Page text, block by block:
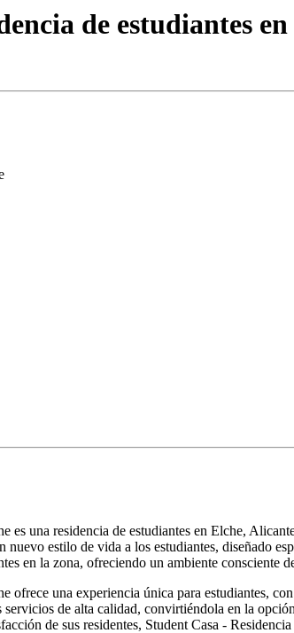
de estudiantes
es una residencia de estudiantes en Elche,
nuevo estilo de vida a los estudiantes, diseñado
en la zona, ofreciendo un ambiente consciente
ofrece una experiencia única para estudiantes,
servicios de alta calidad, convirtiéndola en la
de sus residentes, Student Casa -